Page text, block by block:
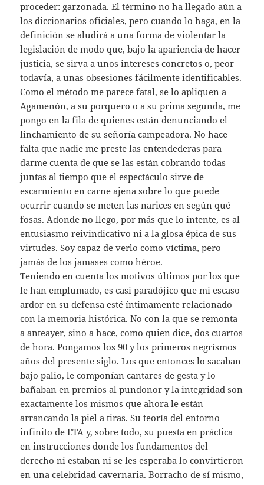
proceder: garzonada. El término no ha llegado aún a
los diccionarios oficiales, pero cuando lo haga, en la
definición se aludirá a una forma de violentar la
legislación de modo que, bajo la apariencia de hacer
justicia, se sirva a unos intereses concretos o, peor
todavía, a unas obsesiones fácilmente identificables.
Como el método me parece fatal, se lo apliquen a
Agamenón, a su porquero o a su prima segunda, me
pongo en la fila de quienes están denunciando el
linchamiento de su señoría campeadora. No hace
falta que nadie me preste las entendederas para
darme cuenta de que se las están cobrando todas
juntas al tiempo que el espectáculo sirve de
escarmiento en carne ajena sobre lo que puede
ocurrir cuando se meten las narices en según qué
fosas. Adonde no llego, por más que lo intente, es al
entusiasmo reivindicativo ni a la glosa épica de sus
virtudes. Soy capaz de verlo como víctima, pero
jamás de los jamases como héroe.
Teniendo en cuenta los motivos últimos por los que
le han emplumado, es casi paradójico que mi escaso
ardor en su defensa esté íntimamente relacionado
con la memoria histórica. No con la que se remonta
a anteayer, sino a hace, como quien dice, dos cuartos
de hora. Pongamos los 90 y los primeros negrísmos
años del presente siglo. Los que entonces lo sacaban
bajo palio, le componían cantares de gesta y lo
bañaban en premios al pundonor y la integridad son
exactamente los mismos que ahora le están
arrancando la piel a tiras. Su teoría del entorno
infinito de ETA y, sobre todo, su puesta en práctica
en instrucciones donde los fundamentos del
derecho ni estaban ni se les esperaba lo convirtieron
en una celebridad cavernaria. Borracho de sí mismo,